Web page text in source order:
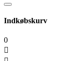
Indkøbskurv
0
